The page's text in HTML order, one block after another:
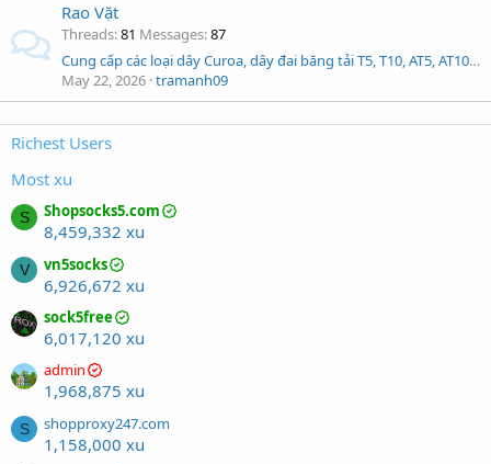
Rao Vặt
Threads 81 Messages 87
Cung cấp các loại dây Curoa, dây đai băng tải T5, T10, AT5, AT10, AT20,2M, S3M,5V, 8V, B97, PLP8M
May 22, 2026 tramanh09
Richest Users
Most xu
S Shopsocks5.com
8,459,332 xu
V vn5socks
6,926,672 xu
sock5free
6,017,120 xu
admin
1,968,875 xu
S shopproxy247.com
1,158,000 xu